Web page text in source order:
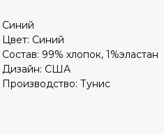
Синий
Цвет: Cиний
Состав: 99% хлопок, 1%эластан
Дизайн: США
Производство: Тунис